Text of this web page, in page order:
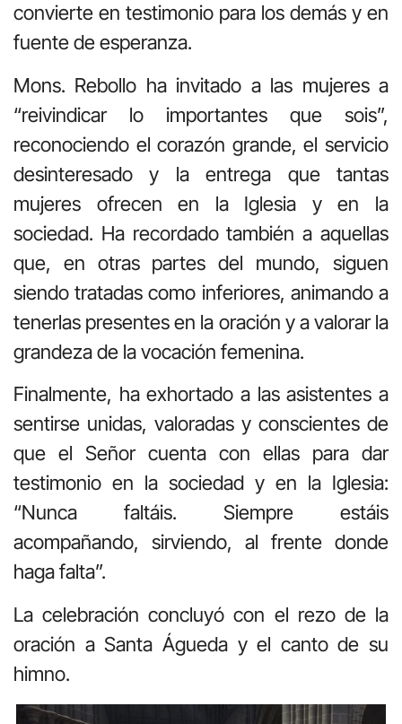
convierte en testimonio para los demás y en
fuente de esperanza.
Mons. Rebollo ha invitado a las mujeres a
“reivindicar lo importantes que sois”,
reconociendo el corazón grande, el servicio
desinteresado y la entrega que tantas
mujeres ofrecen en la Iglesia y en la
sociedad. Ha recordado también a aquellas
que, en otras partes del mundo, siguen
siendo tratadas como inferiores, animando a
tenerlas presentes en la oración y a valorar la
grandeza de la vocación femenina.
Finalmente, ha exhortado a las asistentes a
sentirse unidas, valoradas y conscientes de
que el Señor cuenta con ellas para dar
testimonio en la sociedad y en la Iglesia:
“Nunca faltáis. Siempre estáis
acompañando, sirviendo, al frente donde
haga falta”.
La celebración concluyó con el rezo de la
oración a Santa Águeda y el canto de su
himno.